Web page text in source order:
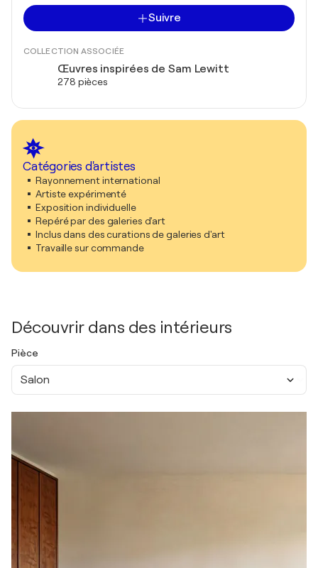
Suivre
COLLECTION ASSOCIÉE
Œuvres inspirées de Sam Lewitt
278 pièces
Catégories d'artistes
Rayonnement international
Artiste expérimenté
Exposition individuelle
Repéré par des galeries d'art
Inclus dans des curations de galeries d'art
Travaille sur commande
Découvrir dans des intérieurs
Pièce
Salon